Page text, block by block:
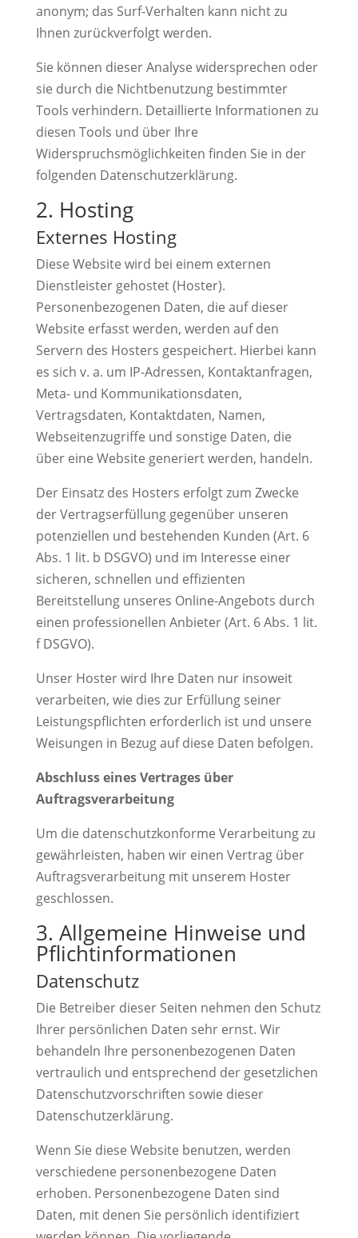
anonym; das Surf-Verhalten kann nicht zu
Ihnen zurückverfolgt werden.
Sie können dieser Analyse widersprechen oder
sie durch die Nichtbenutzung bestimmter
Tools verhindern. Detaillierte Informationen zu
diesen Tools und über Ihre
Widerspruchsmöglichkeiten finden Sie in der
folgenden Datenschutzerklärung.
2. Hosting
Externes Hosting
Diese Website wird bei einem externen
Dienstleister gehostet (Hoster).
Personenbezogenen Daten, die auf dieser
Website erfasst werden, werden auf den
Servern des Hosters gespeichert. Hierbei kann
es sich v. a. um IP-Adressen, Kontaktanfragen,
Meta- und Kommunikationsdaten,
Vertragsdaten, Kontaktdaten, Namen,
Webseitenzugriffe und sonstige Daten, die
über eine Website generiert werden, handeln.
Der Einsatz des Hosters erfolgt zum Zwecke
der Vertragserfüllung gegenüber unseren
potenziellen und bestehenden Kunden (Art. 6
Abs. 1 lit. b DSGVO) und im Interesse einer
sicheren, schnellen und effizienten
Bereitstellung unseres Online-Angebots durch
einen professionellen Anbieter (Art. 6 Abs. 1 lit.
f DSGVO).
Unser Hoster wird Ihre Daten nur insoweit
verarbeiten, wie dies zur Erfüllung seiner
Leistungspflichten erforderlich ist und unsere
Weisungen in Bezug auf diese Daten befolgen.
Abschluss eines Vertrages über
Auftragsverarbeitung
Um die datenschutzkonforme Verarbeitung zu
gewährleisten, haben wir einen Vertrag über
Auftragsverarbeitung mit unserem Hoster
geschlossen.
3. Allgemeine Hinweise und
Pflichtinformationen
Datenschutz
Die Betreiber dieser Seiten nehmen den Schutz
Ihrer persönlichen Daten sehr ernst. Wir
behandeln Ihre personenbezogenen Daten
vertraulich und entsprechend der gesetzlichen
Datenschutzvorschriften sowie dieser
Datenschutzerklärung.
Wenn Sie diese Website benutzen, werden
verschiedene personenbezogene Daten
erhoben. Personenbezogene Daten sind
Daten, mit denen Sie persönlich identifiziert